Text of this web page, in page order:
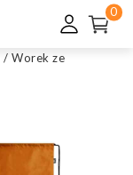
0
/ Worek ze